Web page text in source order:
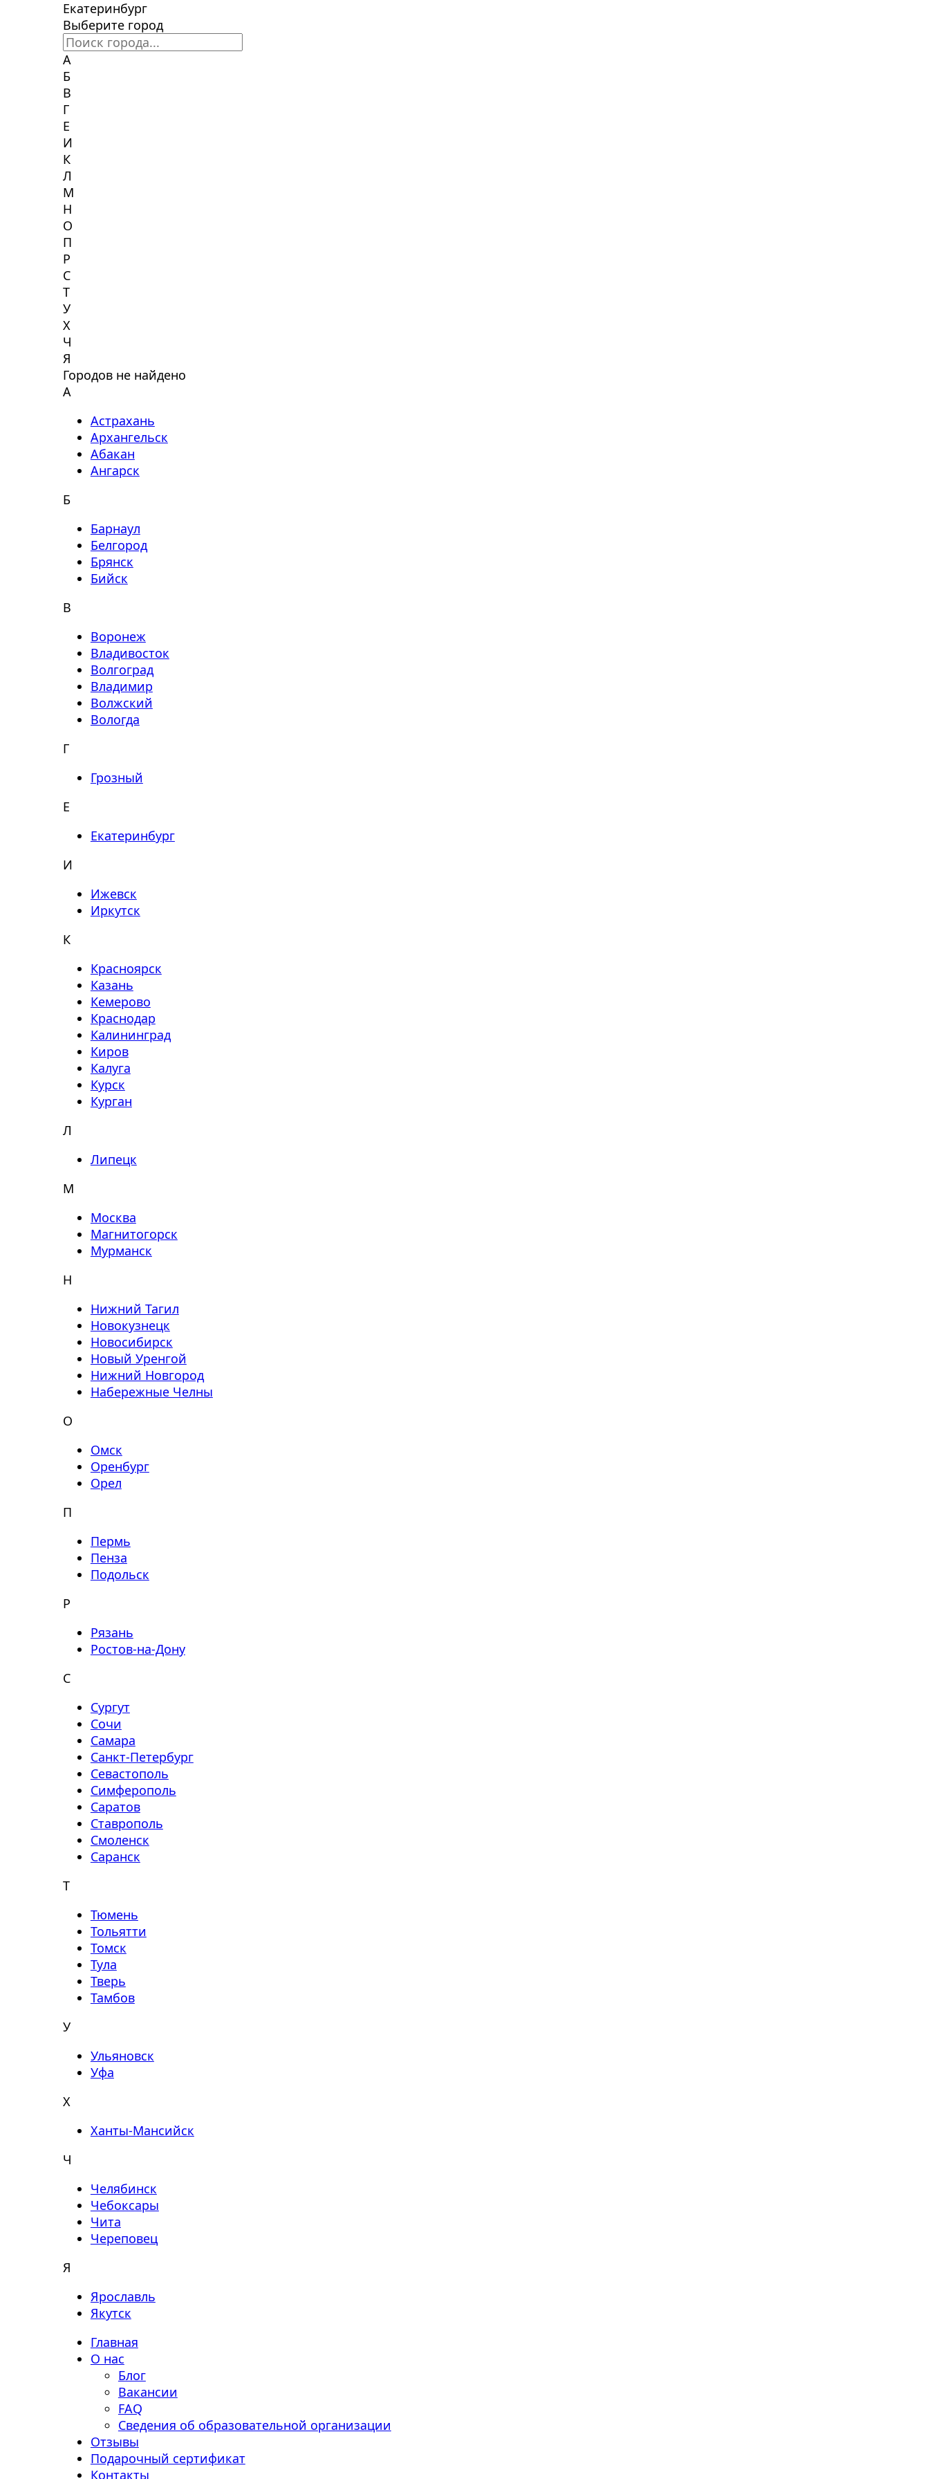
Екатеринбург
Выберите город
А
Б
В
Г
Е
И
К
Л
М
Н
О
П
Р
С
Т
У
Х
Ч
Я
Городов не найдено
А
Астрахань
Архангельск
Абакан
Ангарск
Б
Барнаул
Белгород
Брянск
Бийск
В
Воронеж
Владивосток
Волгоград
Владимир
Волжский
Вологда
Г
Грозный
Е
Екатеринбург
И
Ижевск
Иркутск
К
Красноярск
Казань
Кемерово
Краснодар
Калининград
Киров
Калуга
Курск
Курган
Л
Липецк
М
Москва
Магнитогорск
Мурманск
Н
Нижний Тагил
Новокузнецк
Новосибирск
Новый Уренгой
Нижний Новгород
Набережные Челны
О
Омск
Оренбург
Орел
П
Пермь
Пенза
Подольск
Р
Рязань
Ростов-на-Дону
С
Сургут
Сочи
Самара
Санкт-Петербург
Севастополь
Симферополь
Саратов
Ставрополь
Смоленск
Саранск
Т
Тюмень
Тольятти
Томск
Тула
Тверь
Тамбов
У
Ульяновск
Уфа
Х
Ханты-Мансийск
Ч
Челябинск
Чебоксары
Чита
Череповец
Я
Ярославль
Якутск
Главная
О нас
Блог
Вакансии
FAQ
Сведения об образовательной организации
Отзывы
Подарочный сертификат
Контакты